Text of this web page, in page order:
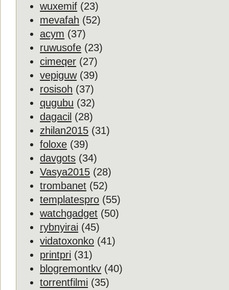
wuxemif (23)
mevafah (52)
acym (37)
ruwusofe (23)
cimeqer (27)
vepiguw(39)
rosisoh (37)
qugubu (32)
dagacil (28)
zhilan2015 (31)
foloxe (39)
davgots (34)
Vasya2015 (28)
trombanet (52)
templatespro (55)
watchgadget (50)
rybnyirai (45)
vidatoxonko (41)
printpri (31)
blogremontkv (40)
torrentfilmi (35)